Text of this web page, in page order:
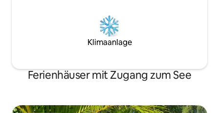
Klimaanlage
Ferienhäuser mit Zugang zum See